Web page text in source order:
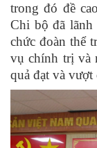
trong đó đề
Chi bộ đã lãnh
chức đoàn thể
vụ chính trị và
quả đạt và vượt